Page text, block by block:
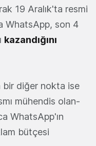
19 Aralık'ta resmi
WhatsApp, son 4
kazandığını
bir diğer nokta ise
mühendis olan-
WhatsApp'ın
bütçesi